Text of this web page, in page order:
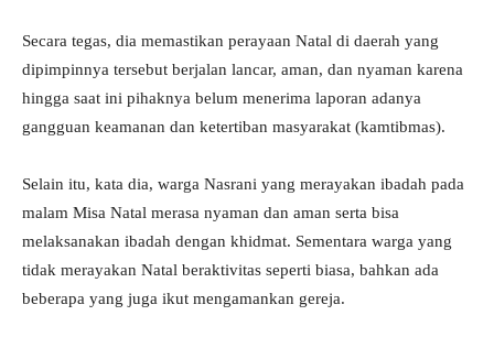
Secara tegas, dia memastikan perayaan Natal di daerah yang
dipimpinnya tersebut berjalan lancar, aman, dan nyaman karena
hingga saat ini pihaknya belum menerima laporan adanya
gangguan keamanan dan ketertiban masyarakat (kamtibmas).
Selain itu, kata dia, warga Nasrani yang merayakan ibadah pada
malam Misa Natal merasa nyaman dan aman serta bisa
melaksanakan ibadah dengan khidmat. Sementara warga yang
tidak merayakan Natal beraktivitas seperti biasa, bahkan ada
beberapa yang juga ikut mengamankan gereja.